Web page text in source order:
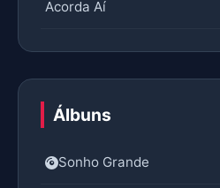
Acorda Aí
Álbuns
Sonho Grande